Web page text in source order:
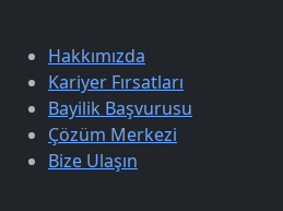
Hakkımızda
Kariyer Fırsatları
Bayilik Başvurusu
Çözüm Merkezi
Bize Ulaşın